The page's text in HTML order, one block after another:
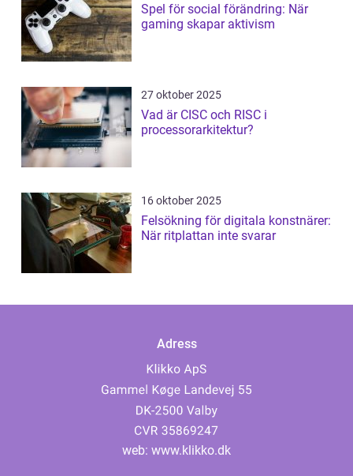
Spel för social förändring: När
gaming skapar aktivism
27 oktober 2025
Vad är CISC och RISC i
processorarkitektur?
16 oktober 2025
Felsökning för digitala konstnärer:
När ritplattan inte svarar
Adress
web: www.klikko.dk